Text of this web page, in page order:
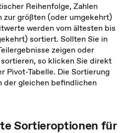
Reihenfolge, Zahlen
zur größten (oder umgekehrt)
werden vom ältesten bis
sortiert. Sollten Sie in
zeigen oder
so klicken Sie direkt
Pivot-Tabelle. Die Sortierung
der gleichen befindlichen
Sortieroptionen für